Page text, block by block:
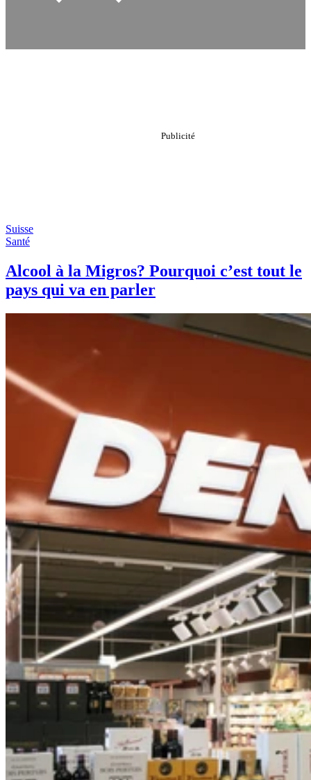
Suisse
Santé
Alcool à la Migros? Pourquoi c’est tout le
pays qui va en parler